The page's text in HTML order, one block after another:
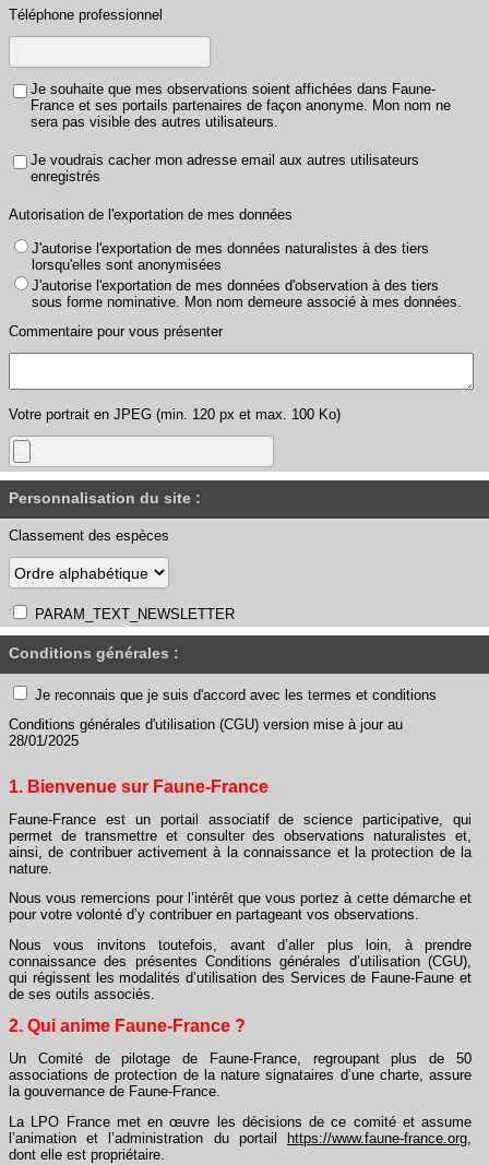
Téléphone professionnel
Je souhaite que mes observations soient affichées dans Faune-
France et ses portails partenaires de façon anonyme. Mon nom ne
sera pas visible des autres utilisateurs.
Je voudrais cacher mon adresse email aux autres utilisateurs
enregistrés
Autorisation de l'exportation de mes données
J'autorise l'exportation de mes données naturalistes à des tiers
lorsqu'elles sont anonymisées
J'autorise l'exportation de mes données d'observation à des tiers
sous forme nominative. Mon nom demeure associé à mes données.
Commentaire pour vous présenter
Votre portrait en JPEG (min. 120 px et max. 100 Ko)
Personnalisation du site :
Classement des espèces
PARAM_TEXT_NEWSLETTER
Conditions générales :
Je reconnais que je suis d'accord avec les termes et conditions
Conditions générales d'utilisation (CGU) version mise à jour au
28/01/2025
1. Bienvenue sur Faune-France
Faune-France est un portail associatif de science participative, qui
permet de transmettre et consulter des observations naturalistes et,
ainsi, de contribuer activement à la connaissance et la protection de la
nature.
Nous vous remercions pour l’intérêt que vous portez à cette démarche et
pour votre volonté d’y contribuer en partageant vos observations.
Nous vous invitons toutefois, avant d’aller plus loin, à prendre
connaissance des présentes Conditions générales d’utilisation (CGU),
qui régissent les modalités d’utilisation des Services de Faune-Faune et
de ses outils associés.
2. Qui anime Faune-France ?
Un Comité de pilotage de Faune-France, regroupant plus de 50
associations de protection de la nature signataires d’une charte, assure
la gouvernance de Faune-France.
La LPO France met en œuvre les décisions de ce comité et assume
l’animation et l’administration du portail
https://www.faune-france.org
dont elle est propriétaire.